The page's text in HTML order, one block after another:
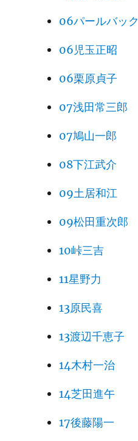
06パールバック
06児玉正昭
06栗原貞子
07浅田常三郎
07鳩山一郎
08下江武介
09土居和江
09松田重次郎
10峠三吉
11星野力
13原民喜
13渡辺千恵子
14木村一治
14芝田進午
17後藤陽一